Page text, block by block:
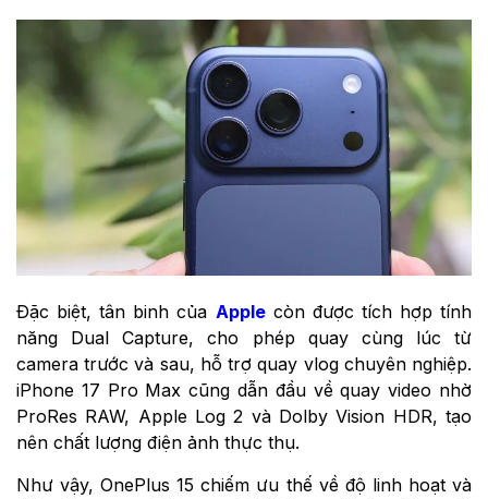
Đặc biệt, tân binh của Applecòn được tích hợp tính
năng Dual Capture, cho phép quay cùng lúc từ
camera trước và sau, hỗ trợ quay vlog chuyên nghiệp.
iPhone 17 Pro Max cũng dẫn đầu về quay video nhờ
ProRes RAW, Apple Log 2 và Dolby Vision HDR, tạo
nên chất lượng điện ảnh thực thụ.
Như vậy, OnePlus 15 chiếm ưu thế về độ linh hoạt và